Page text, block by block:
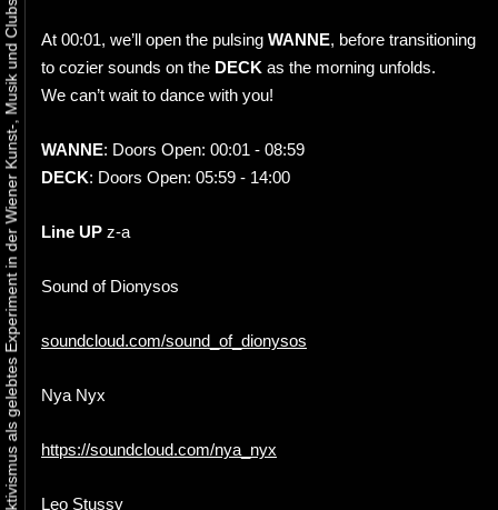
Urbaner Aktivismus als gelebtes Experiment in der Wiener Kunst-, Musik und Clubszene At 00:01, we’ll open the pulsing WANNE, before transitioning
to cozier sounds on the DECK as the morning unfolds.
We can’t wait to dance with you!
WANNE: Doors Open: 00:01 - 08:59
DECK: Doors Open: 05:59 - 14:00
Line UP z-a
Sound of Dionysos
soundcloud.com/sound_of_dionysos
Nya Nyx
https://soundcloud.com/nya_nyx
Leo Stussy